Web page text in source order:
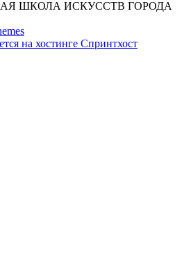
ШКОЛА ИСКУССТВ ГОРОДА
на хостинге Спринтхост